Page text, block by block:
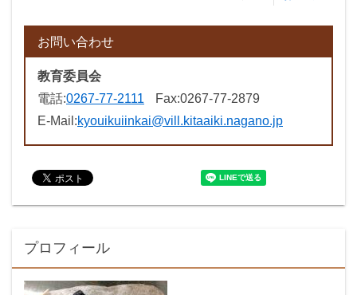
お問い合わせ
教育委員会
電話:0267-77-2111 Fax:0267-77-2879
E-Mail:kyouikuiinkai@vill.kitaaiki.nagano.jp
プロフィール